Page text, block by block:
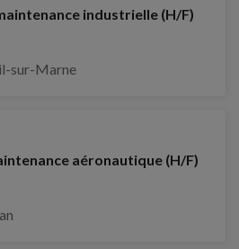
industrielle (H/F)
sur-Marne
aéronautique (H/F)